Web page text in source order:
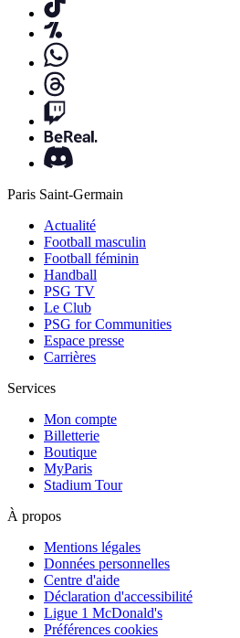
Paris Saint-Germain
Actualité
Football masculin
Football féminin
Handball
PSG TV
Le Club
PSG for Communities
Espace presse
Carrières
Services
Mon compte
Billetterie
Boutique
MyParis
Stadium Tour
À propos
Mentions légales
Données personnelles
Centre d'aide
Déclaration d'accessibilité
Ligue 1 McDonald's
Préférences cookies